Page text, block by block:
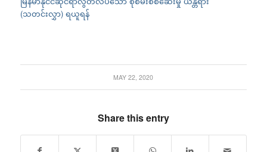
(သတင်းလွှာ) ရယူရန်
MAY 22, 2020
Share this entry